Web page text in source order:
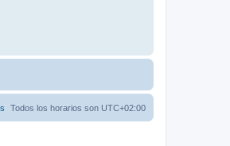
Todos los horarios son UTC+02:00